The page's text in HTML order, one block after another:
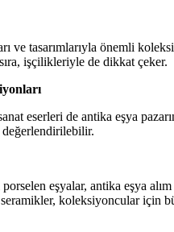
ve tasarımlarıyla önemli
sıra, işçilikleriyle de dikkat çeker.
eserleri de antika eşya
değerlendirilebilir.
eşyalar, antika eşya
koleksiyoncular için